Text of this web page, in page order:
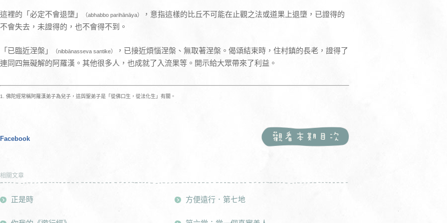
這裡的「必定不會退墮」 （abhabbo parihānāya）
，意指這樣的比丘不可能在止觀之法或道果上退墮，已證得的
不會失去，未證得的，也不會得不到。
「已臨近涅槃」 （nibbānasseva santike）
，已接近煩惱涅槃、無取著涅槃。偈頌結束時，住村鎮的長老，證得了
連同四無礙解的阿羅漢。其他很多人，也成就了入流果等。開示給大眾帶來了利益。
1. 佛陀經常稱阿羅漢弟子為兒子，這與聖弟子是「從佛口生，從法化生」有關。
Facebook
相關文章
正是時 方便遠行．第七地